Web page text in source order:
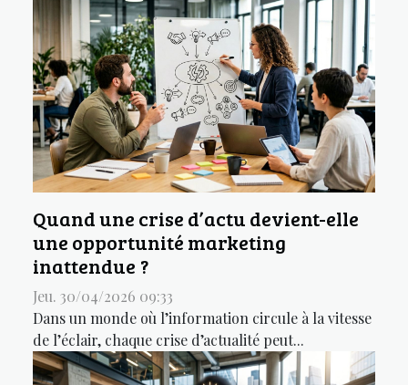
Quand une crise d’actu devient-elle
une opportunité marketing
inattendue ?
Jeu. 30/04/2026 09:33
Dans un monde où l’information circule à la vitesse
de l’éclair, chaque crise d’actualité peut...